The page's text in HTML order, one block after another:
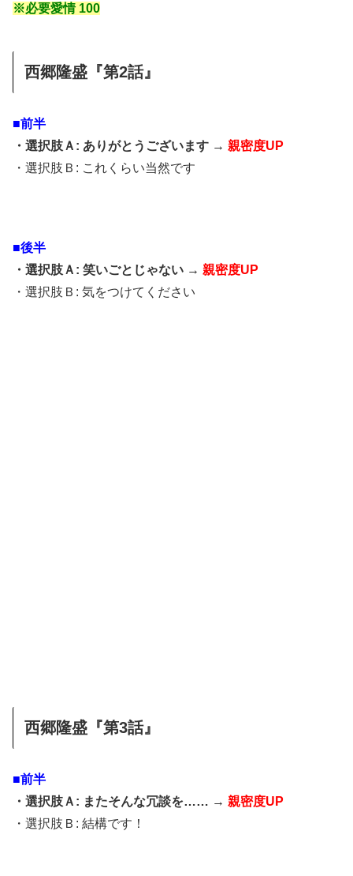
※必要愛情 100
西郷隆盛『第2話』
■前半
・選択肢Ａ: ありがとうございます → 親密度UP
・選択肢Ｂ: これくらい当然です
■後半
・選択肢Ａ: 笑いごとじゃない → 親密度UP
・選択肢Ｂ: 気をつけてください
西郷隆盛『第3話』
■前半
・選択肢Ａ: またそんな冗談を…… → 親密度UP
・選択肢Ｂ: 結構です！